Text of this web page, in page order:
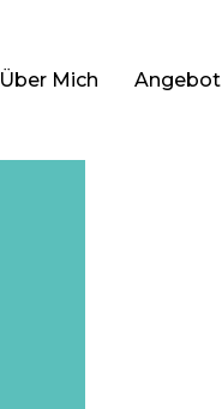
Über Mich Angebot